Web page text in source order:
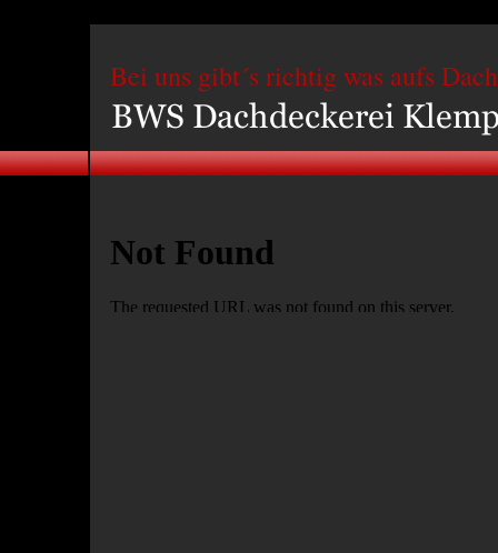
Bei uns gibt´s richtig was aufs Dach